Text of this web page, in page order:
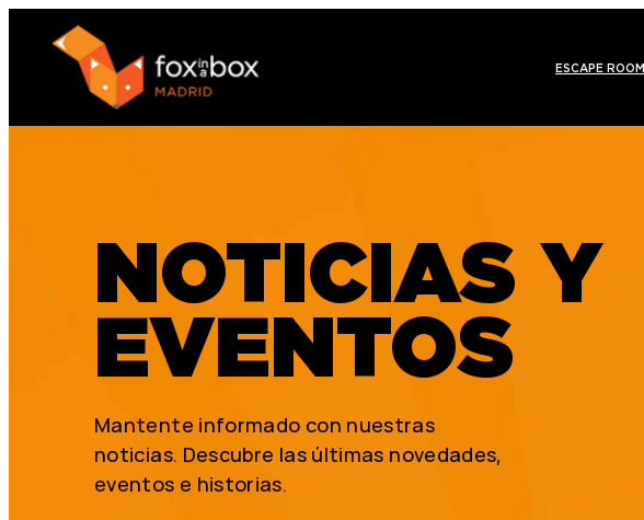
ESCAPE ROOM
NOTICIAS Y
EVENTOS
Mantente informado con nuestras
noticias. Descubre las últimas novedades,
eventos e historias.